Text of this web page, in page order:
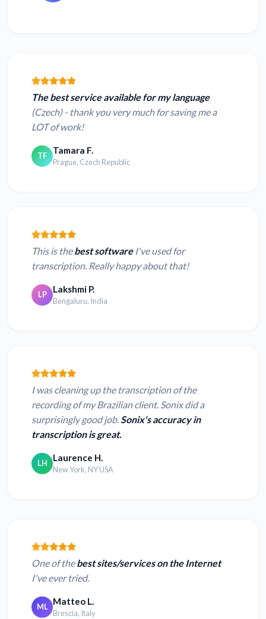
The best service available for my language
(Czech) - thank you very much for saving me a
LOT of work!
TF Tamara F.
Prague, Czech Republic
This is thebest softwareI've used for
transcription. Really happy about that!
LP Lakshmi P.
Bengaluru, India
I was cleaning up the transcription of the
recording of my Brazilian client. Sonix did a
surprisingly good job.Sonix's accuracy in
transcription is great.
LH Laurence H.
New York, NY USA
One of thebest sites/services on the Internet
I've ever tried.
ML Matteo L.
Brescia, Italy